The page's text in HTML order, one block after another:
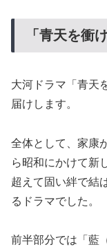
「青天を衝
大河ドラマ「青天
届けします。
全体として、家康
ら昭和にかけて新
超えて固い絆で結
るドラマでした。
前半部分では「藍